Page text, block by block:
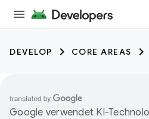
DEVELOP CORE AREAS
Google verwendet KI-